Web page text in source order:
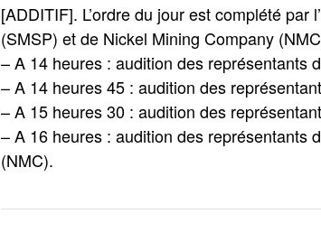
[ADDITIF]. L’ordre du jour est complété
(SMSP) et de Nickel Mining Company
– A 14 heures : audition des représentants
– A 14 heures 45 : audition des
– A 15 heures 30 : audition des
– A 16 heures : audition des représentants
(NMC).